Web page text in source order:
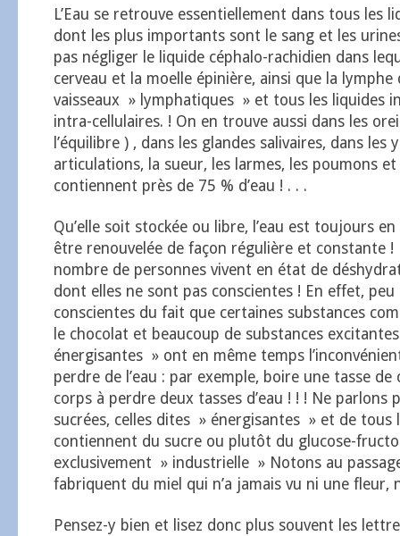
L’Eau se retrouve essentiellement dans tous les
dont les plus importants sont le sang et les
pas négliger le liquide céphalo-rachidien dans
cerveau et la moelle épinière, ainsi que la lymphe
vaisseaux » lymphatiques » et tous les liquides
intra-cellulaires. ! On en trouve aussi dans les
l’équilibre ) , dans les glandes salivaires, dans les
articulations, la sueur, les larmes, les poumons
contiennent près de 75 % d’eau ! . . .
Qu’elle soit stockée ou libre, l’eau est toujours
être renouvelée de façon régulière et constante
nombre de personnes vivent en état de
dont elles ne sont pas conscientes ! En effet,
conscientes du fait que certaines substances
le chocolat et beaucoup de substances
énergisantes » ont en même temps
perdre de l’eau : par exemple, boire une tasse de
corps à perdre deux tasses d’eau ! ! ! Ne parlons
sucrées, celles dites » énergisantes » et de tous
contiennent du sucre ou plutôt du glucose-
exclusivement » industrielle » Notons au
fabriquent du miel qui n’a jamais vu ni une fleur,
Pensez-y bien et lisez donc plus souvent les